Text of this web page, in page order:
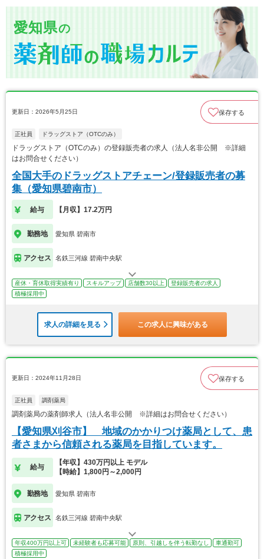
愛知県の
更新日：2026年5月25日 保存する
正社員 ドラッグストア（OTCのみ）
ドラッグストア（OTCのみ）の登録販売者の求人（法人名非公開 ※詳細
はお問合せください）
全国大手のドラッグストアチェーン/登録販売者の募
集（愛知県碧南市）
給与 【月収】17.2万円
勤務地 愛知県 碧南市
アクセス 名鉄三河線 碧南中央駅
産休・育休取得実績有り スキルアップ 店舗数30以上
登録販売者の求人
積極採用中
求人の詳細を見る この求人に興味がある
更新日：2024年11月28日 保存する
正社員 調剤薬局
調剤薬局の薬剤師求人（法人名非公開 ※詳細はお問合せください）
【愛知県刈谷市】 地域のかかりつけ薬局として、患
者さまから信頼される薬局を目指しています。
給与
【年収】430万円以上 モデル
【時給】1,800円～2,000円
勤務地 愛知県 碧南市
アクセス 名鉄三河線 碧南中央駅
年収400万円以上可 未経験者も応募可能 原則、引越しを伴う転勤なし
車通勤可
積極採用中